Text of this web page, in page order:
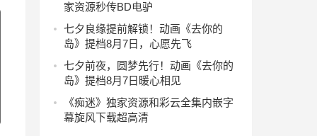
家资源秒传BD电驴
七夕良缘提前解锁！动画《去你的
岛》提档8月7日，心愿先飞
七夕前夜，圆梦先行！动画《去你的
岛》提档8月7日暖心相见
《痴迷》独家资源和彩云全集内嵌字
幕旋风下载超高清